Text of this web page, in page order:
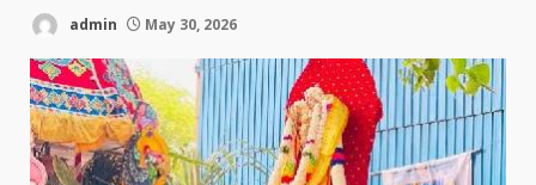
admin May 30, 2026